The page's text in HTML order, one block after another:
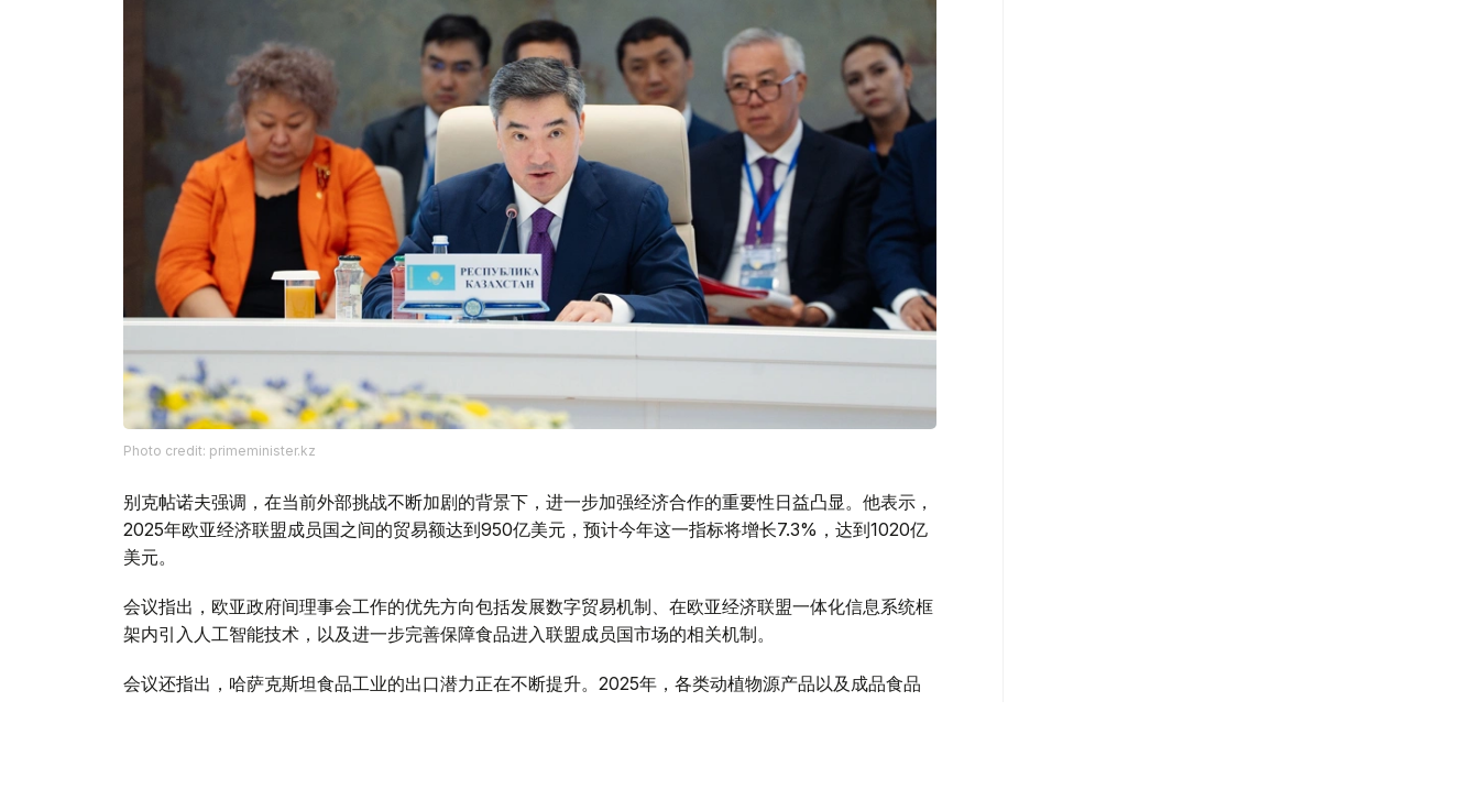
Photo credit: primeminister.kz
别克帖诺夫强调，在当前外部挑战不断加剧的背景下，进一步加强经济合作的重要性日益凸显。他表示，
2025年欧亚经济联盟成员国之间的贸易额达到950亿美元，预计今年这一指标将增长7.3%，达到1020亿
美元。
会议指出，欧亚政府间理事会工作的优先方向包括发展数字贸易机制、在欧亚经济联盟一体化信息系统框
架内引入人工智能技术，以及进一步完善保障食品进入联盟成员国市场的相关机制。
会议还指出，哈萨克斯坦食品工业的出口潜力正在不断提升。2025年，各类动植物源产品以及成品食品